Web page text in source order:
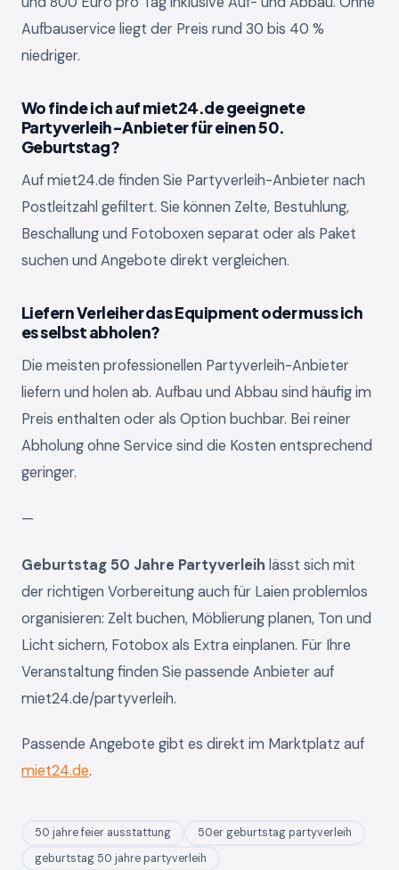
Aufbauservice liegt der Preis rund 30 bis 40 %
niedriger.
Wo finde ich auf miet24.de geeignete
Partyverleih-Anbieter für einen 50.
Geburtstag?
Auf miet24.de finden Sie Partyverleih-Anbieter nach
Postleitzahl gefiltert. Sie können Zelte, Bestuhlung,
Beschallung und Fotoboxen separat oder als Paket
suchen und Angebote direkt vergleichen.
Liefern Verleiher das Equipment oder muss ich
es selbst abholen?
Die meisten professionellen Partyverleih-Anbieter
liefern und holen ab. Aufbau und Abbau sind häufig im
Preis enthalten oder als Option buchbar. Bei reiner
Abholung ohne Service sind die Kosten entsprechend
geringer.
—
Geburtstag 50 Jahre Partyverleih lässt sich mit
der richtigen Vorbereitung auch für Laien problemlos
organisieren: Zelt buchen, Möblierung planen, Ton und
Licht sichern, Fotobox als Extra einplanen. Für Ihre
Veranstaltung finden Sie passende Anbieter auf
miet24.de/partyverleih.
Passende Angebote gibt es direkt im Marktplatz auf
miet24.de.
50 jahre feier ausstattung
50er geburtstag partyverleih
geburtstag 50 jahre partyverleih